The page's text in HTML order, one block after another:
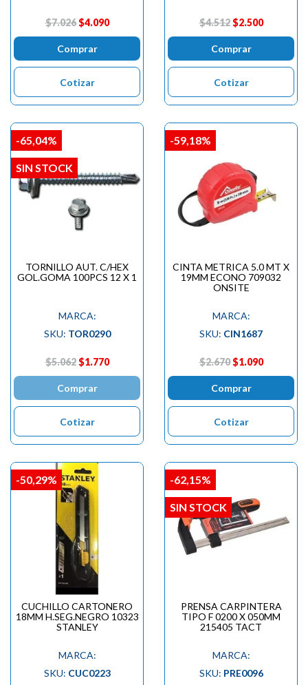
$7.026 $4.090
Comprar
Cotizar
$4.512 $2.500
Comprar
Cotizar
TORNILLO AUT. C/HEX
GOL.GOMA 100PCS 12 X 1
MARCA:
SKU: TOR0290
$5.062 $1.770
Comprar
Cotizar
-65,04%
SIN STOCK
CINTA METRICA 5.0 MT X
19MM ECONO 709032
ONSITE
MARCA:
SKU: CIN1687
$2.670 $1.090
Comprar
Cotizar
-59,18%
CUCHILLO CARTONERO
18MM H.SEG.NEGRO 10323
STANLEY
MARCA:
SKU: CUC0223
-50,29%
PRENSA CARPINTERA
TIPO F 0200 X 050MM
215405 TACT
MARCA:
SKU: PRE0096
-62,15%
SIN STOCK